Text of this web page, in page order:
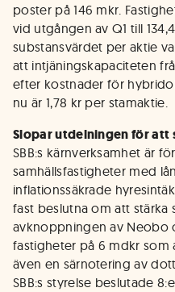
poster på 146 mkr.
vid utgången av Q1 till
substansvärdet per aktie
att intjäningskapaciteten
efter kostnader för
nu är 1,78 kr per stamaktie.
Slopar utdelningen för att
SBB:s kärnverksamhet är
samhällsfastigheter med
inflationssäkrade
fast beslutna om att
avknoppningen av Neobo
fastigheter på 6 mdkr som
även en särnotering av
SBB:s styrelse beslutade